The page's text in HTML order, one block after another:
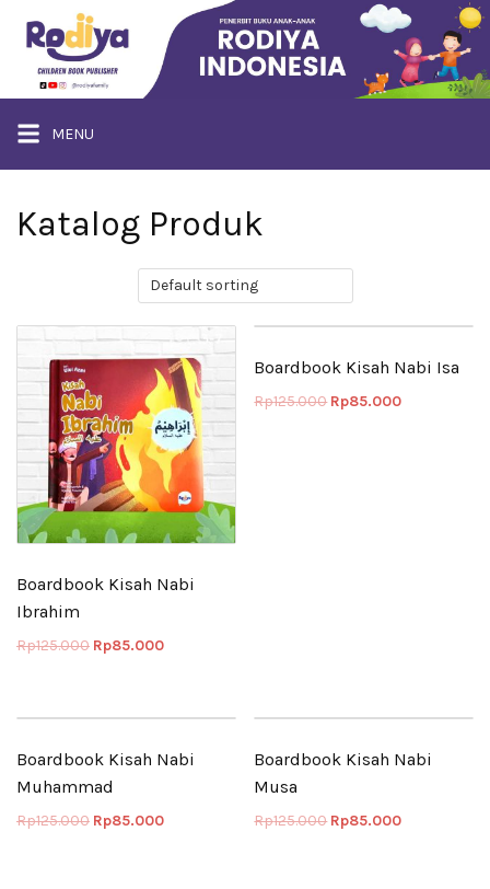
Langsung
konten
MENU
Katalog Produk
Boardbook Kisah Nabi
Ibrahim
Rp125.000 Rp85.000
Boardbook Kisah Nabi Isa
Rp125.000 Rp85.000
Boardbook Kisah Nabi
Muhammad
Rp125.000 Rp85.000
Boardbook Kisah Nabi
Musa
Rp125.000 Rp85.000